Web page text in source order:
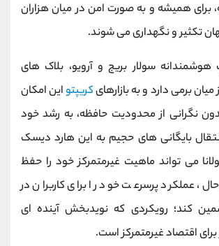
برای همیشه و به ‌صورت امن در میان هزاران
تکثیر و نگهداری می ‌شوند.
هوشمندانه سولار بریج و آرویو، بلاک های
برمی ‌دارد و به بازارهایکریپتواین امکان
نگرانی از محدودیت حافظه، به رشد خود
بایگانی ‌های حجیم به این هارد دیسک
می ‌تواند ماهیت غیرمتمرکز خود را حفظ
عملکرد پرسرعت خود را برای کاربران در
کند؛ رویکردی که نویدبخش آینده ‌ای
برای اقتصاد غیرمتمرکز است.